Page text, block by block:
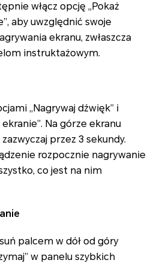
włącz opcję „Pokaż
aby uwzględnić swoje
ekranu, zwłaszcza
instruktażowym.
„Nagrywaj dźwięk” i
Na górze ekranu
przez 3 sekundy.
rozpocznie nagrywanie
co jest na nim
palcem w dół od góry
w panelu szybkich